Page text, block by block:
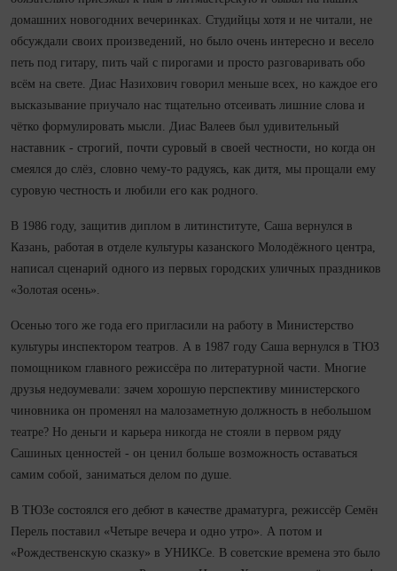
домашних новогодних вечеринках. Студийцы хотя и не читали, не
обсуждали своих произведений, но было очень интересно и весело
петь под гитару, пить чай с пирогами и просто разговаривать обо
всём на свете. Диас Назихович говорил меньше всех, но каждое его
высказывание приучало нас тщательно отсеивать лишние слова и
чётко формулировать мысли. Диас Валеев был удивительный
наставник - строгий, почти суровый в своей честности, но когда он
смеялся до слёз, словно чему-то радуясь, как дитя, мы прощали ему
суровую честность и любили его как родного.
В 1986 году, защитив диплом в литинституте, Саша вернулся в
Казань, работая в отделе культуры казанского Молодёжного центра,
написал сценарий одного из первых городских уличных праздников
«Золотая осень».
Осенью того же года его пригласили на работу в Министерство
культуры инспектором театров. А в 1987 году Саша вернулся в ТЮЗ
помощником главного режиссёра по литературной части. Многие
друзья недоумевали: зачем хорошую перспективу министерского
чиновника он променял на малозаметную должность в небольшом
театре? Но деньги и карьера никогда не стояли в первом ряду
Сашиных ценностей - он ценил больше возможность оставаться
самим собой, заниматься делом по душе.
В ТЮЗе состоялся его дебют в качестве драматурга, режиссёр Семён
Перель поставил «Четыре вечера и одно утро». А потом и
«Рождественскую сказку» в УНИКСе. В советские времена это было